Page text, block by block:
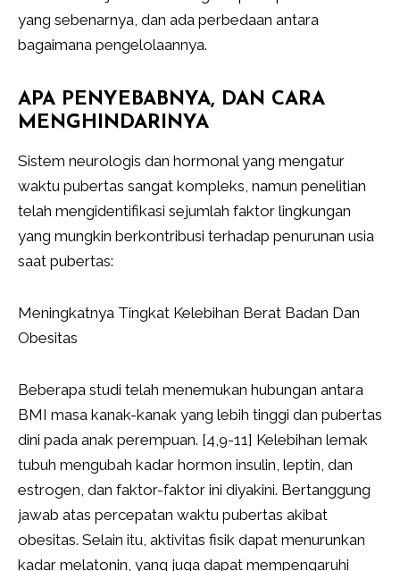
yang sebenarnya, dan ada perbedaan antara
bagaimana pengelolaannya.
APA PENYEBABNYA, DAN CARA
MENGHINDARINYA
Sistem neurologis dan hormonal yang mengatur
waktu pubertas sangat kompleks, namun penelitian
telah mengidentifikasi sejumlah faktor lingkungan
yang mungkin berkontribusi terhadap penurunan usia
saat pubertas:
Meningkatnya Tingkat Kelebihan Berat Badan Dan
Obesitas
Beberapa studi telah menemukan hubungan antara
BMI masa kanak-kanak yang lebih tinggi dan pubertas
dini pada anak perempuan. [4,9-11] Kelebihan lemak
tubuh mengubah kadar hormon insulin, leptin, dan
estrogen, dan faktor-faktor ini diyakini. Bertanggung
jawab atas percepatan waktu pubertas akibat
obesitas. Selain itu, aktivitas fisik dapat menurunkan
kadar melatonin, yang juga dapat mempengaruhi